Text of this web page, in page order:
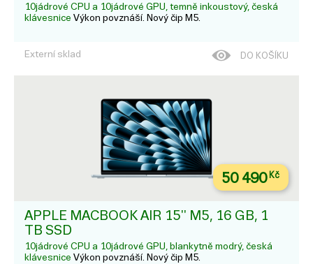
10jádrové CPU a 10jádrové GPU, temně inkoustový, česká
klávesnice Výkon povznáší. Nový čip M5.
Externí sklad DO KOŠÍKU
50 490Kč
APPLE MACBOOK AIR 15'' M5, 16 GB, 1
TB SSD
10jádrové CPU a 10jádrové GPU, blankytně modrý, česká
klávesnice Výkon povznáší. Nový čip M5.